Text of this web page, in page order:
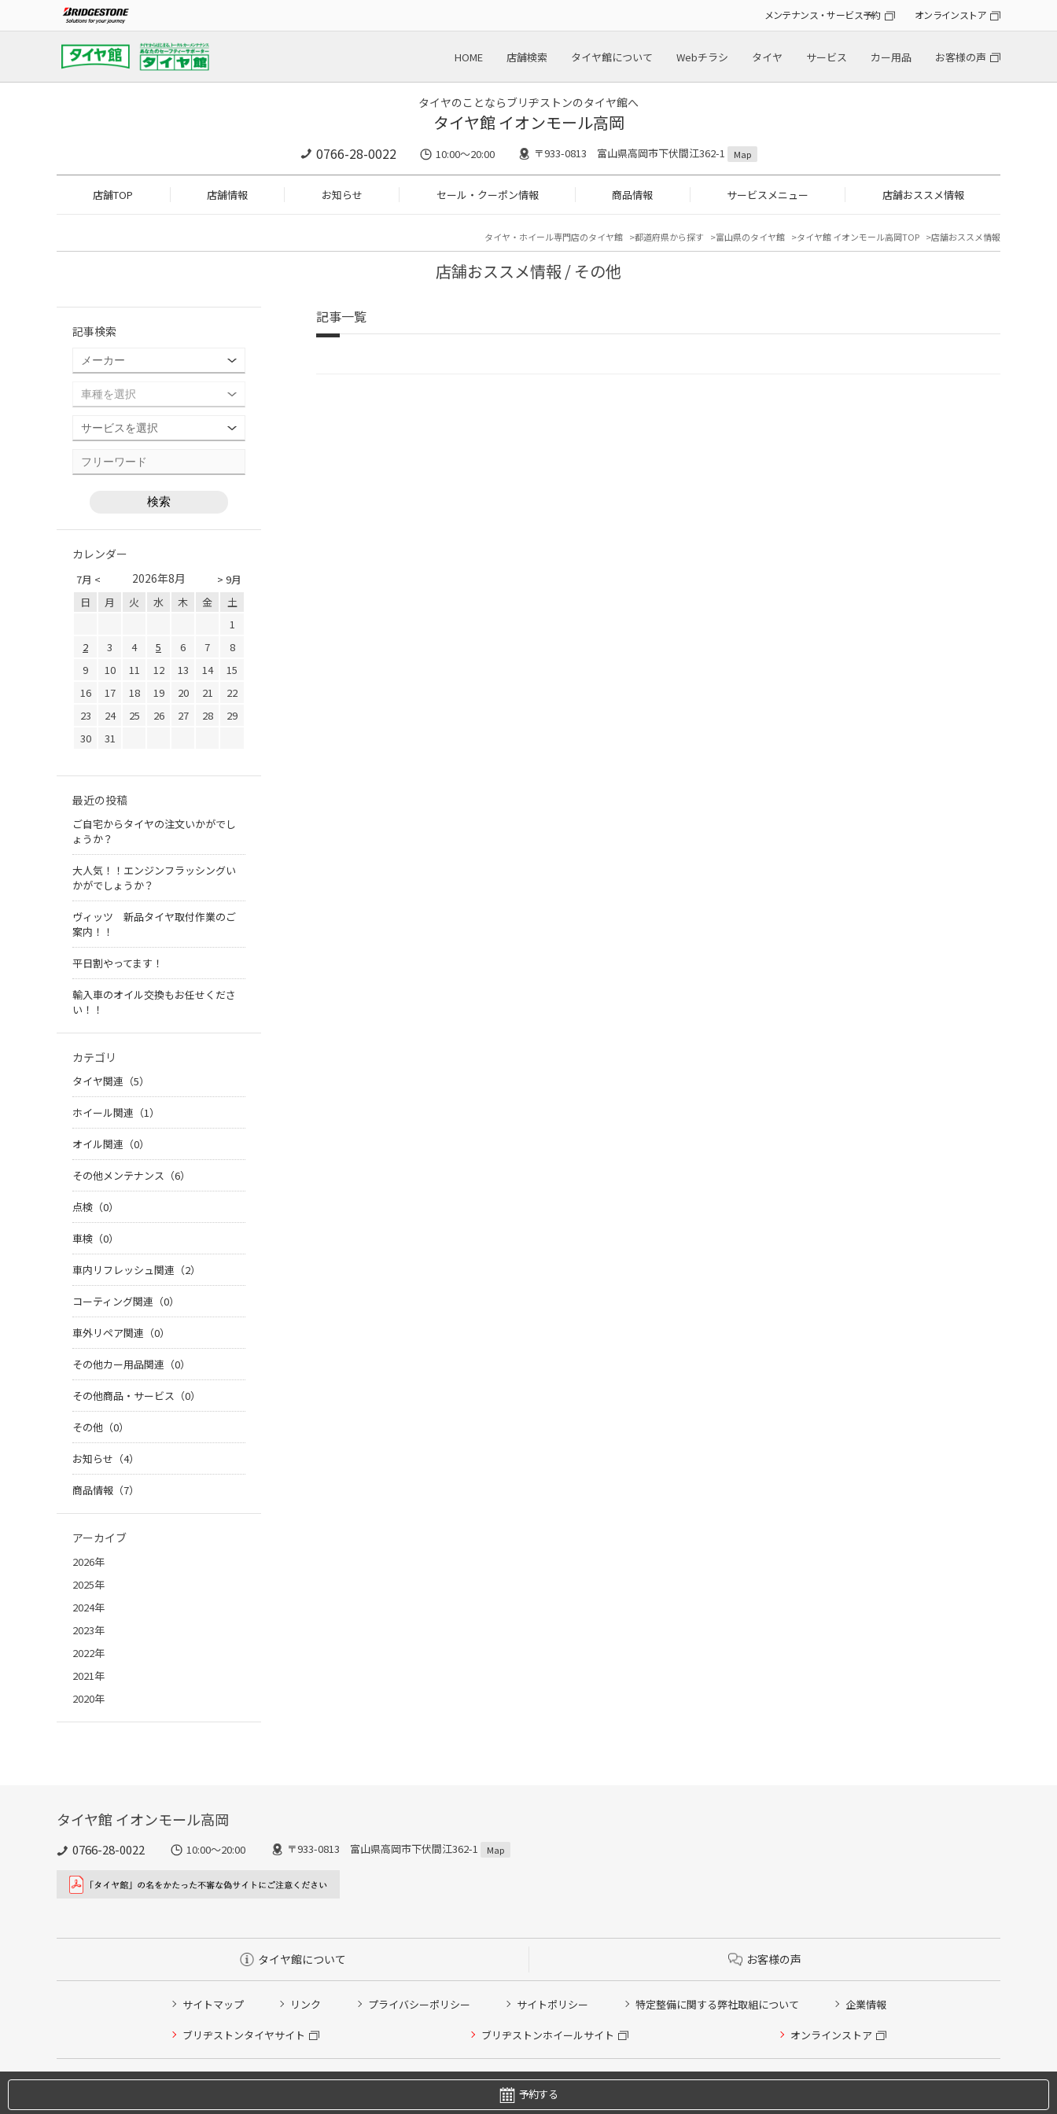
メンテナンス・サービス予約 オンラインストア
HOME 店舗検索 タイヤ館について Webチラシ タイヤ サービス カー用品 お客様の声
タイヤのことならブリヂストンのタイヤ館へ
タイヤ館 イオンモール高岡
0766-28-0022 10:00～20:00 〒933-0813 富山県高岡市下伏間江362-1 Map
店舗TOP 店舗情報 お知らせ セール・クーポン情報 商品情報 サービスメニュー 店舗おススメ情報
タイヤ・ホイール専門店のタイヤ館 都道府県から探す 富山県のタイヤ館 タイヤ館 イオンモール高岡TOP 店舗おススメ情報
店舗おススメ情報 / その他
記事一覧
記事検索
カレンダー
7月 < > 9月
2026年8月
日 月 火 水 木 金
土
1
2
3 4 5 6 7
8
9
10 11 12 13 14
15
16
17 18 19 20 21
22
23
24 25 26 27 28
29
30
31
最近の投稿
ご自宅からタイヤの注文いかがでし
ょうか？
大人気！！エンジンフラッシングい
かがでしょうか？
ヴィッツ 新品タイヤ取付作業のご
案内！！
平日割やってます！
輸入車のオイル交換もお任せくださ
い！！
カテゴリ
タイヤ関連（5）
ホイール関連（1）
オイル関連（0）
その他メンテナンス（6）
点検（0）
車検（0）
車内リフレッシュ関連（2）
コーティング関連（0）
車外リペア関連（0）
その他カー用品関連（0）
その他商品・サービス（0）
その他（0）
お知らせ（4）
商品情報（7）
アーカイブ
2026年
2025年
2024年
2023年
2022年
2021年
2020年
タイヤ館 イオンモール高岡
0766-28-0022 10:00～20:00 〒933-0813 富山県高岡市下伏間江362-1 Map
タイヤ館について お客様の声
サイトマップ リンク プライバシーポリシー サイトポリシー 特定整備に関する弊社取組について 企業情報
ブリヂストンタイヤサイト ブリヂストンホイールサイト オンラインストア
Copyright © 2024 Bridgestone Retail Co.,Ltd. All rights Reserved.
予約する
タイヤ点検・安全点検/タイヤ履き替え/オイル交換/その他ピット作業の予約
タイヤ/サービスに関するご相談の予約